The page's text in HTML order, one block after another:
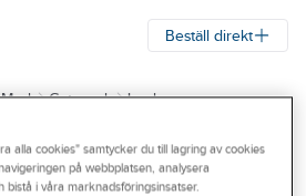
Beställ direkt
Mark Gatugods Lock
ULEFOS
Underhållslock,
alla cookies" samtycker du till lagring av cookies
på webbplatsen, analysera
bistå i våra marknadsföringsinsatser.